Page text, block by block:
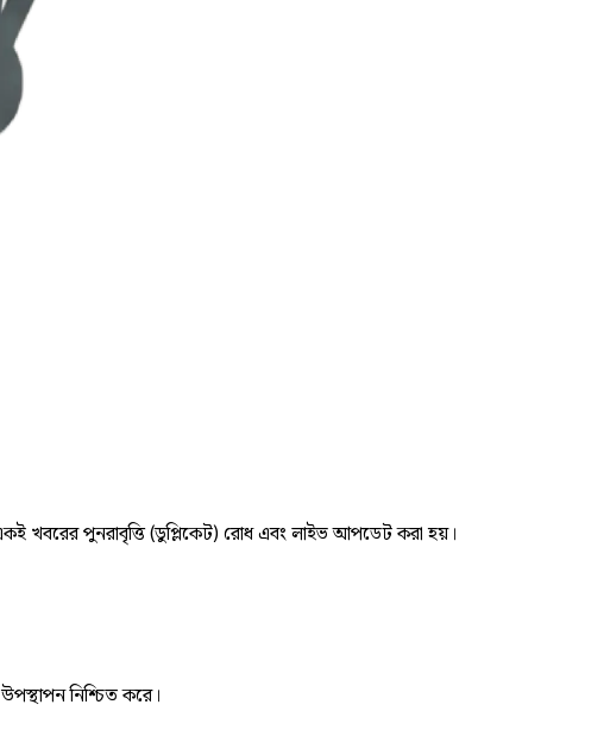
একই খবরের পুনরাবৃত্তি (ডুপ্লিকেট) রোধ এবং লাইভ আপডেট করা হয়।
নিশ্চিত করে।